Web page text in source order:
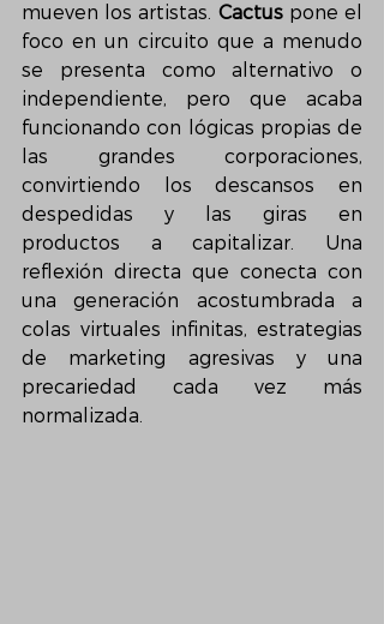
mueven los artistas. Cactus pone el
foco en un circuito que a menudo
se presenta como alternativo o
independiente, pero que acaba
funcionando con lógicas propias de
las grandes corporaciones,
convirtiendo los descansos en
despedidas y las giras en
productos a capitalizar. Una
reflexión directa que conecta con
una generación acostumbrada a
colas virtuales infinitas, estrategias
de marketing agresivas y una
precariedad cada vez más
normalizada.